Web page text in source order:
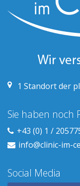
1 Standort der
Sie haben noch
+43 (0) 1 /
info@clinic-im-
Social Media